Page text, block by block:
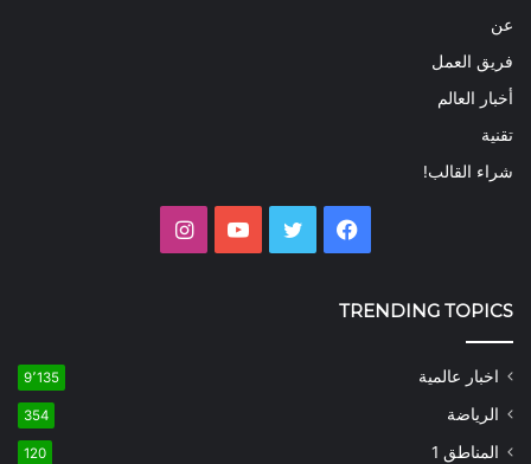
عن
فريق العمل
أخبار العالم
تقنية
شراء القالب!
فيسبوك تويتر يوتيوب
TRENDING TOPICS
اخبار عالمية 9٬135
الرياضة 354
المناطق 1 120